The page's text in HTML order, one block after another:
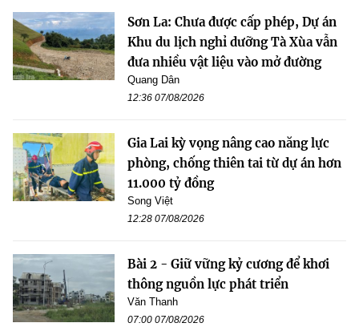
Sơn La: Chưa được cấp phép, Dự án
Khu du lịch nghỉ dưỡng Tà Xùa vẫn
đưa nhiều vật liệu vào mở đường
Quang Dân
12:36 07/08/2026
Gia Lai kỳ vọng nâng cao năng lực
phòng, chống thiên tai từ dự án hơn
11.000 tỷ đồng
Song Việt
12:28 07/08/2026
Bài 2 - Giữ vững kỷ cương để khơi
thông nguồn lực phát triển
Văn Thanh
07:00 07/08/2026